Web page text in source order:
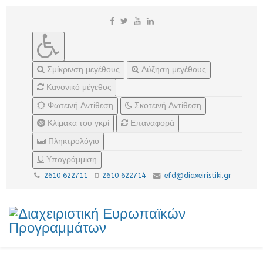
Σμίκρινση μεγέθους
Αύξηση μεγέθους
Κανονικό μέγεθος
Φωτεινή Αντίθεση
Σκοτεινή Αντίθεση
Κλίμακα του γκρί
Επαναφορά
Πληκτρολόγιο
Υπογράμμιση
2610 622711 2610 622714 efd@diaxeiristiki.gr